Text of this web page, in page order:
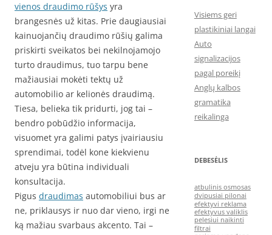
vienos draudimo rūšys yra
brangesnės už kitas. Prie daugiausiai
kainuojančių draudimo rūšių galima
priskirti sveikatos bei nekilnojamojo
turto draudimus, tuo tarpu bene
mažiausiai mokėti tektų už
automobilio ar kelionės draudimą.
Tiesa, belieka tik pridurti, jog tai –
bendro pobūdžio informacija,
visuomet yra galimi patys įvairiausiu
sprendimai, todėl kone kiekvienu
atveju yra būtina individuali
konsultacija.
Pigus draudimas automobiliui bus ar
ne, priklausys ir nuo dar vieno, irgi ne
ką mažiau svarbaus akcento. Tai –
Visiems geri
plastikiniai langai
Auto
signalizacijos
pagal poreikį
Anglų kalbos
gramatika
reikalinga
DEBESĖLIS
atbulinis osmosas
dvipusiai pilonai
efektyvi reklama
efektyvus valiklis
pelesiui naikinti
filtrai